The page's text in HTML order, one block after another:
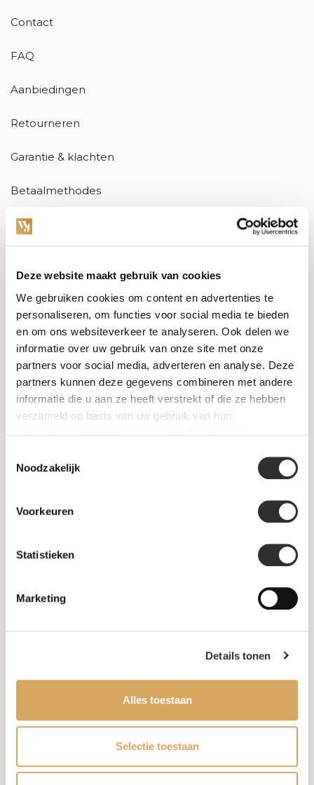
Deze website maakt gebruik van cookies
We gebruiken cookies om content en advertenties te
personaliseren, om functies voor social media te bieden
en om ons websiteverkeer te analyseren. Ook delen we
informatie over uw gebruik van onze site met onze
partners voor social media, adverteren en analyse. Deze
partners kunnen deze gegevens combineren met andere
informatie die u aan ze heeft verstrekt of die ze hebben
verzameld op basis van uw gebruik van hun
Noodzakelijk
Voorkeuren
Statistieken
Marketing
Details tonen
Alles toestaan
Selectie toestaan
Contact
FAQ
Aanbiedingen
Retourneren
Garantie & klachten
Betaalmethodes
Sitemap
Categorieën
Horloges
Juwelen
Trouwringen
PRE-OWNED
Informatie
Leveringsvoorwaarden
Privacy Policy